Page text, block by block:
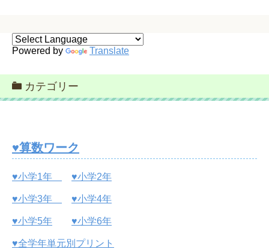
Powered by Translate
カテゴリー
♥算数ワーク
♥小学1年 ♥小学2年
♥小学3年 ♥小学4年
♥小学5年 ♥小学6年
♥全学年単元別プリント